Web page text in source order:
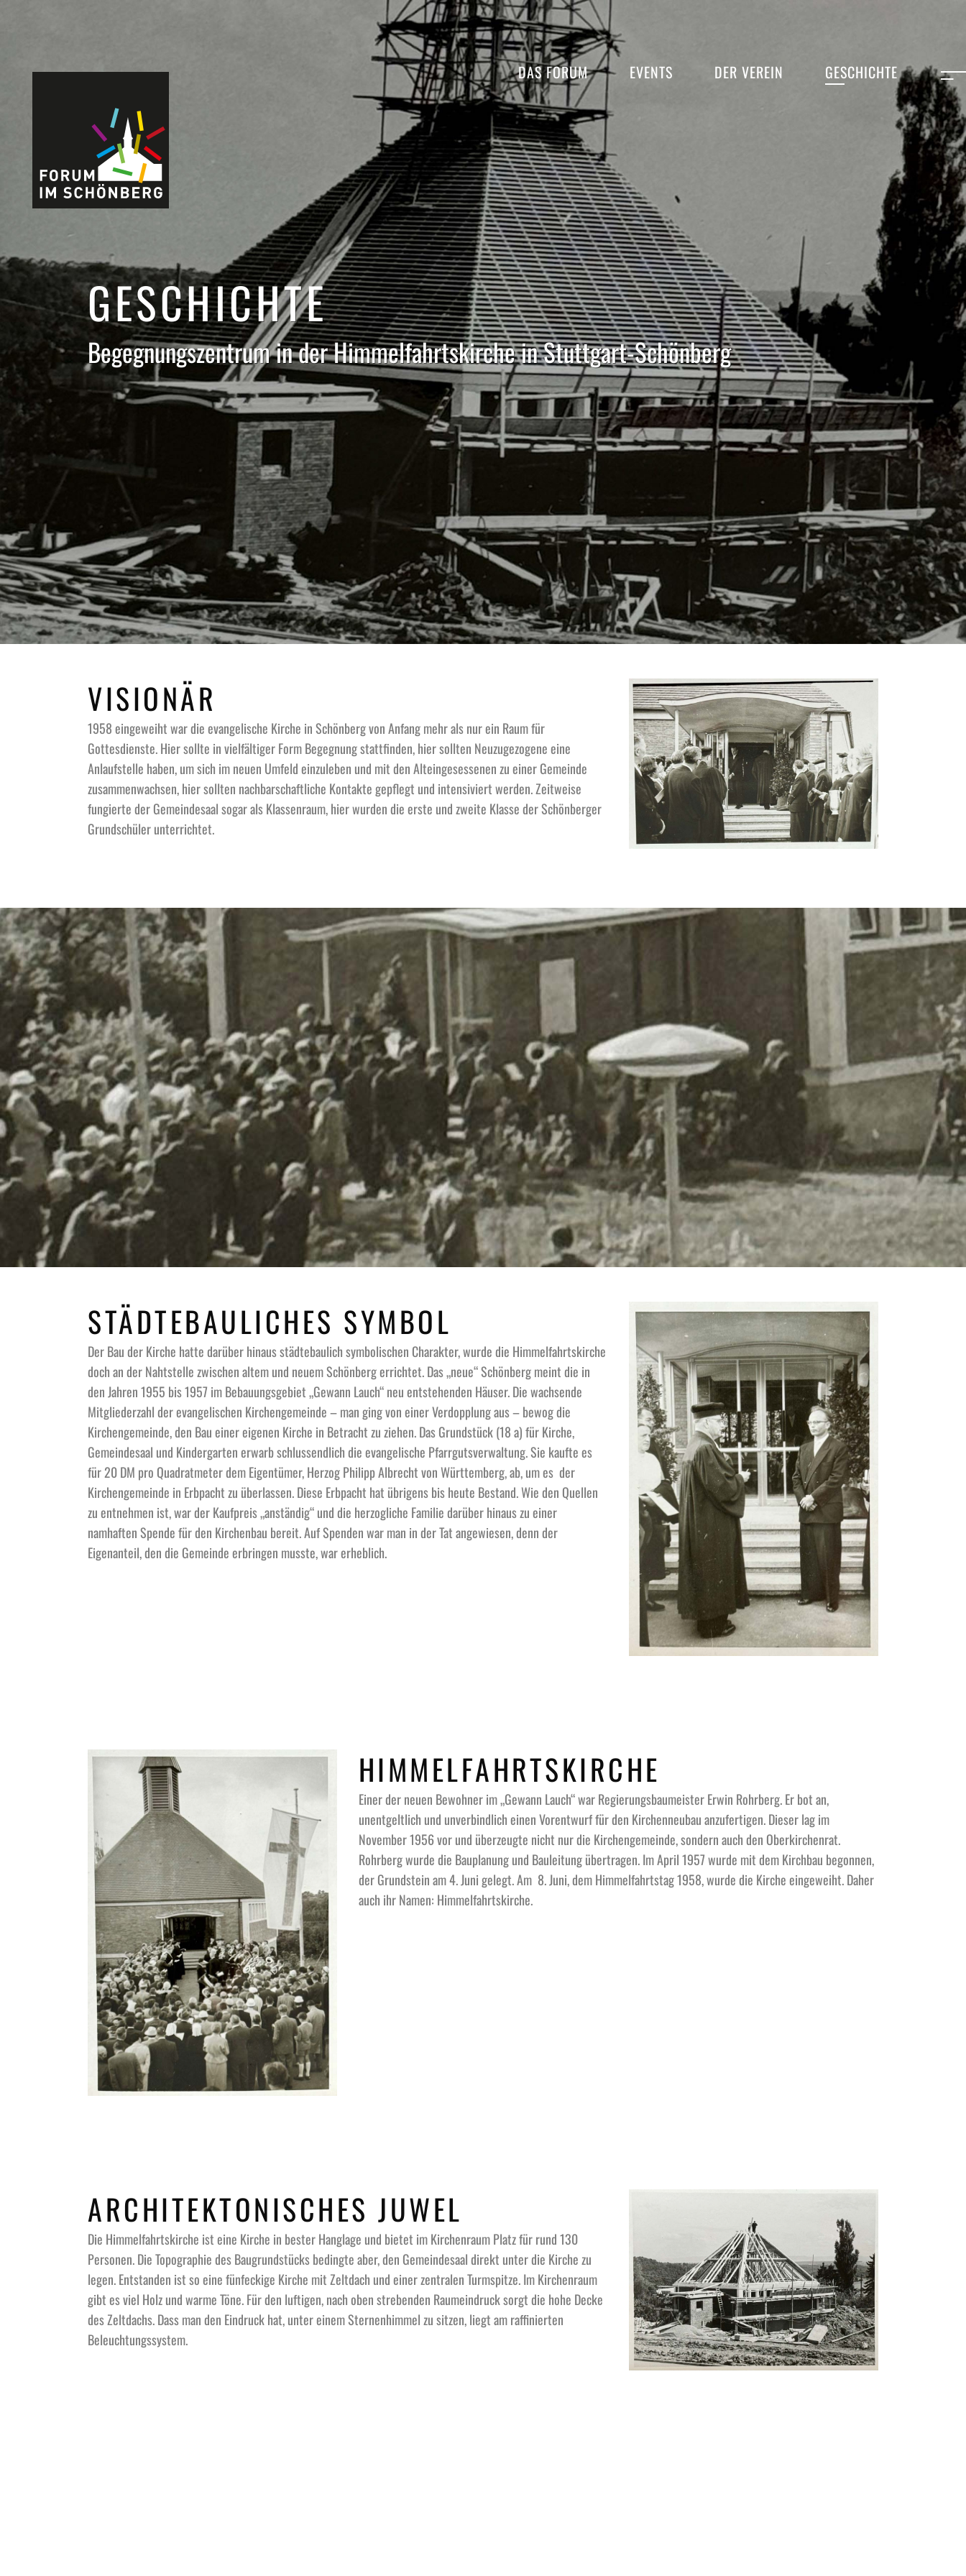
DAS FORUM EVENTS DER VEREIN GESCHICHTE
GESCHICHTE
Begegnungszentrum in der Himmelfahrtskirche in Stuttgart-Schönberg
VISIONÄR
1958 eingeweiht war die evangelische Kirche in Schönberg von Anfang mehr als nur ein Raum für
Gottesdienste. Hier sollte in vielfältiger Form Begegnung stattfinden, hier sollten Neuzugezogene eine
Anlaufstelle haben, um sich im neuen Umfeld einzuleben und mit den Alteingesessenen zu einer Gemeinde
zusammenwachsen, hier sollten nachbarschaftliche Kontakte gepflegt und intensiviert werden. Zeitweise
fungierte der Gemeindesaal sogar als Klassenraum, hier wurden die erste und zweite Klasse der Schönberger
Grundschüler unterrichtet.
STÄDTEBAULICHES SYMBOL
Der Bau der Kirche hatte darüber hinaus städtebaulich symbolischen Charakter, wurde die Himmelfahrtskirche
doch an der Nahtstelle zwischen altem und neuem Schönberg errichtet. Das „neue“ Schönberg meint die in
den Jahren 1955 bis 1957 im Bebauungsgebiet „Gewann Lauch“ neu entstehenden Häuser. Die wachsende
Mitgliederzahl der evangelischen Kirchengemeinde – man ging von einer Verdopplung aus – bewog die
Kirchengemeinde, den Bau einer eigenen Kirche in Betracht zu ziehen. Das Grundstück (18 a) für Kirche,
Gemeindesaal und Kindergarten erwarb schlussendlich die evangelische Pfarrgutsverwaltung. Sie kaufte es
für 20 DM pro Quadratmeter dem Eigentümer, Herzog Philipp Albrecht von Württemberg, ab, um es der
Kirchengemeinde in Erbpacht zu überlassen. Diese Erbpacht hat übrigens bis heute Bestand. Wie den Quellen
zu entnehmen ist, war der Kaufpreis „anständig“ und die herzogliche Familie darüber hinaus zu einer
namhaften Spende für den Kirchenbau bereit. Auf Spenden war man in der Tat angewiesen, denn der
Eigenanteil, den die Gemeinde erbringen musste, war erheblich.
HIMMELFAHRTSKIRCHE
Einer der neuen Bewohner im „Gewann Lauch“ war Regierungsbaumeister Erwin Rohrberg. Er bot an,
unentgeltlich und unverbindlich einen Vorentwurf für den Kirchenneubau anzufertigen. Dieser lag im
November 1956 vor und überzeugte nicht nur die Kirchengemeinde, sondern auch den Oberkirchenrat.
Rohrberg wurde die Bauplanung und Bauleitung übertragen. Im April 1957 wurde mit dem Kirchbau begonnen,
der Grundstein am 4. Juni gelegt. Am 8. Juni, dem Himmelfahrtstag 1958, wurde die Kirche eingeweiht. Daher
auch ihr Namen: Himmelfahrtskirche.
ARCHITEKTONISCHES JUWEL
Die Himmelfahrtskirche ist eine Kirche in bester Hanglage und bietet im Kirchenraum Platz für rund 130
Personen. Die Topographie des Baugrundstücks bedingte aber, den Gemeindesaal direkt unter die Kirche zu
legen. Entstanden ist so eine fünfeckige Kirche mit Zeltdach und einer zentralen Turmspitze. Im Kirchenraum
gibt es viel Holz und warme Töne. Für den luftigen, nach oben strebenden Raumeindruck sorgt die hohe Decke
des Zeltdachs. Dass man den Eindruck hat, unter einem Sternenhimmel zu sitzen, liegt am raffinierten
Beleuchtungssystem.